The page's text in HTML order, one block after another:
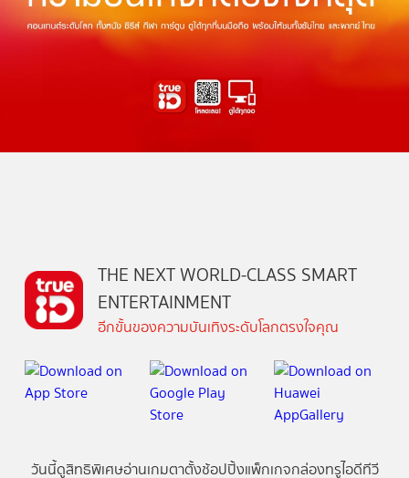
THE NEXT WORLD-CLASS SMART
ENTERTAINMENT
อีกขั้นของความบันเทิงระดับโลกตรงใจคุณ
วันนี้ดูสิทธิพิเศษอ่านเกมตาตั้งช้อปปิ้งแพ็กเกจกล่องทรูไอดีทีวี